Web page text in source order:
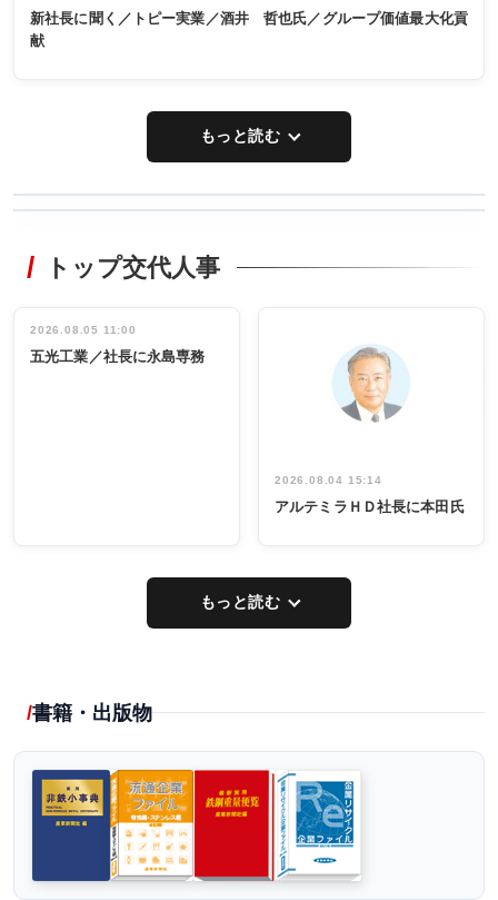
新社長に聞く／トピー実業／酒井 哲也氏／グループ価値最大化貢
献
もっと読む
非鉄業界で
インタビュ
ー／社内ア
タックトレー
祝う 業界関
係者ら220人
出席
トップ交代人事
2026.08.05 11:00
五光工業／社長に永島専務
2026.08.04 15:14
アルテミラＨＤ社長に本田氏
もっと読む
書籍・出版物